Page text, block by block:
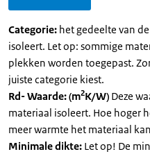
Categorie: het gedeelte van
isoleert. Let op: sommige
plekken worden toegepast.
juiste categorie kiest.
Rd- Waarde: (m2K/W) Deze
materiaal isoleert. Hoe hoger
meer warmte het materiaal
Minimale dikte: Let op! De